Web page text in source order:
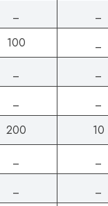
100
200 10